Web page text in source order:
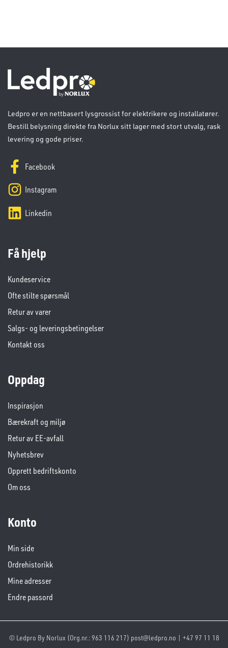
Ledpro er en nettbasert lysgrossist for elektrikere og installatører.
Bestill belysning direkte fra Norlux sitt lager med stort utvalg, rask
levering og gode priser.
Facebook
Instagram
Linkedin
Få hjelp
Kundeservice
Ofte stilte spørsmål
Retur av varer
Salgs- og leveringsbetingelser
Kontakt oss
Oppdag
Inspirasjon
Bærekraft og miljø
Retur av EE-avfall
Nyhetsbrev
Opprett bedriftskonto
Om oss
Konto
Min side
Ordrehistorikk
Mine adresser
Endre passord
© Ledpro By Norlux (Org.nr.: 963 116 217) post@ledpro.no | +47 97 11 18